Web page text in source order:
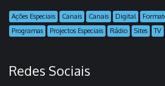
Ações Especiais Canais Canais Digital
Programas
Projectos Especiais Rádio Sites TV
Redes Sociais